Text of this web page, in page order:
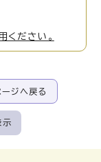
ください。
ージへ戻る
示